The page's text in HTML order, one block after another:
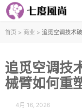
首页 > 商业 > 追觅空调技术
追觅空调技
械臂如何重
4月 16, 2026